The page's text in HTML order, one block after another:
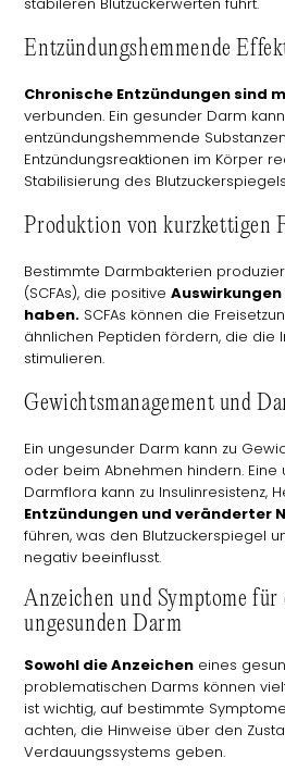
Entzündungshemmende
Chronische Entzündungen sind
verbunden. Ein gesunder Darm kann
entzündungshemmende
Entzündungsreaktionen im Körper
Stabilisierung des
Produktion von kurzkettigen
Bestimmte Darmbakterien
(SCFAs), die positive
haben. SCFAs können die
ähnlichen Peptiden fördern, die die
stimulieren.
Gewichtsmanagement und
Ein ungesunder Darm kann zu
oder beim Abnehmen hindern.
Darmflora kann zu Insulinresistenz,
Entzündungen und veränderter
führen, was den Blutzuckerspiegel
negativ beeinflusst.
Anzeichen und Symptome für
ungesunden Darm
Sowohl die Anzeichen eines
problematischen Darms können
ist wichtig, auf bestimmte
achten, die Hinweise über den
Verdauungssystems geben.